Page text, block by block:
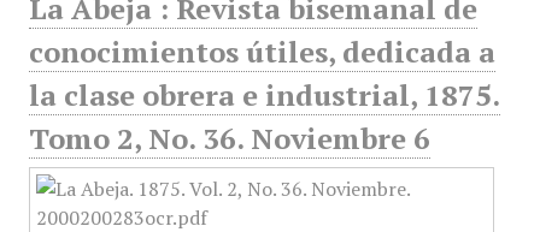
La Abeja : Revista bisemanal de
conocimientos útiles, dedicada a
la clase obrera e industrial, 1875.
Tomo 2, No. 36. Noviembre 6